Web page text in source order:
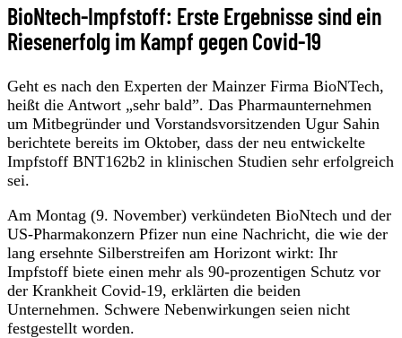
BioNtech-Impfstoff: Erste Ergebnisse sind ein
Riesenerfolg im Kampf gegen Covid-19
Geht es nach den Experten der Mainzer Firma BioNTech,
heißt die Antwort „sehr bald”. Das Pharmaunternehmen
um Mitbegründer und Vorstandsvorsitzenden Ugur Sahin
berichtete bereits im Oktober, dass der neu entwickelte
Impfstoff BNT162b2 in klinischen Studien sehr erfolgreich
sei.
Am Montag (9. November) verkündeten BioNtech und der
US-Pharmakonzern Pfizer nun eine Nachricht, die wie der
lang ersehnte Silberstreifen am Horizont wirkt: Ihr
Impfstoff biete einen mehr als 90-prozentigen Schutz vor
der Krankheit Covid-19, erklärten die beiden
Unternehmen. Schwere Nebenwirkungen seien nicht
festgestellt worden.